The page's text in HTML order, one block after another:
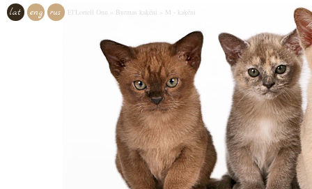
lat eng rus El'Loriell Onn Burmas kaķēni M - kaķēni